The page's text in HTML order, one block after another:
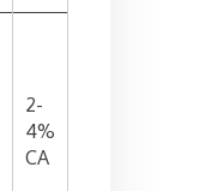
2-
4%
CA